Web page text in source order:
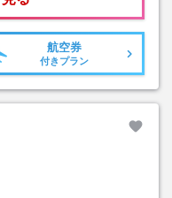
航空券
付きプラン